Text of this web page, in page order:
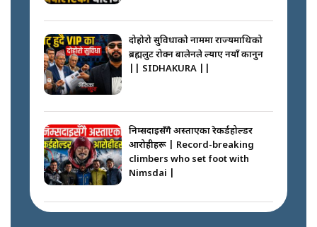
दोहोरो सुविधाको नाममा राज्यमाथिको
ब्रह्मलुट रोक्न बालेनले ल्याए नयाँ कानुन
|| SIDHAKURA ||
निम्सदाइसँगै अस्ताएका रेकर्डहोल्डर
आरोहीहरू | Record-breaking
climbers who set foot with
Nimsdai |